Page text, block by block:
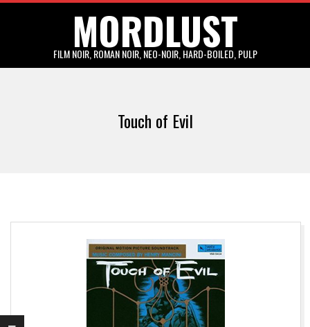
MORDLUST
FILM NOIR, ROMAN NOIR, NEO-NOIR, HARD-BOILED, PULP
Touch of Evil